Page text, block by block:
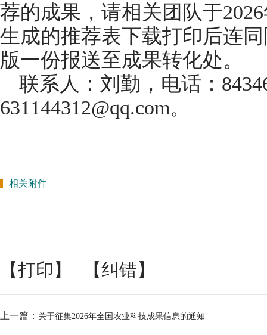
荐的成果，请相关团队于
生成的推荐表下载打印后连
版一份报送至成果转化处。
联系人：刘勤，电话：
631144312@qq.com。
相关附件
【打印】 【纠错】
上一篇： 关于征集2026年全国农业科技成果信息的通知